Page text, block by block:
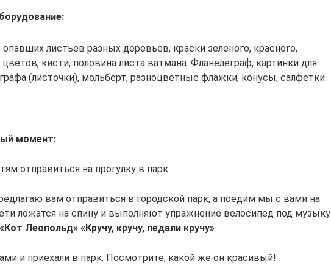
опавших листьев разных деревьев, краски зеленого, красного,
кисти, половина листа ватмана. Фланелеграф, картинки для
(листочки), мольберт, разноцветные флажки, конусы, салфетки.
момент:
отправиться на прогулку в парк.
вам отправиться в городской парк, а поедим мы с вами на
ложатся на спину и выполняют упражнение велосипед под музыку
«Кот Леопольд» «Кручу, кручу, педали кручу».
и приехали в парк. Посмотрите, какой же он красивый!